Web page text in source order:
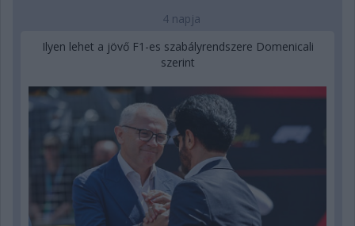
4 napja
Ilyen lehet a jövő F1-es szabályrendszere Domenicali
szerint